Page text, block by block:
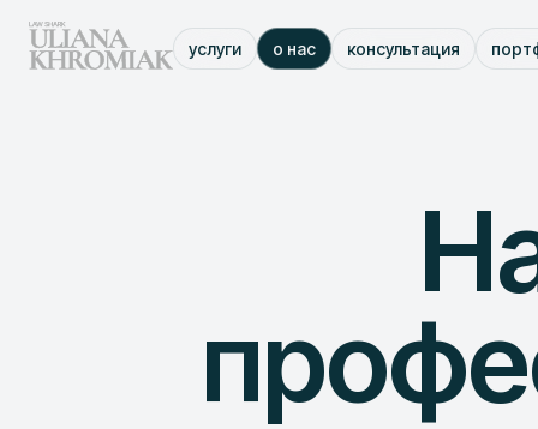
услуги о нас консультация